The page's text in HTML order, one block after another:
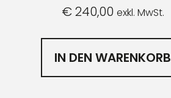
€240,00 exkl. MwSt.
IN DEN WARENKORB